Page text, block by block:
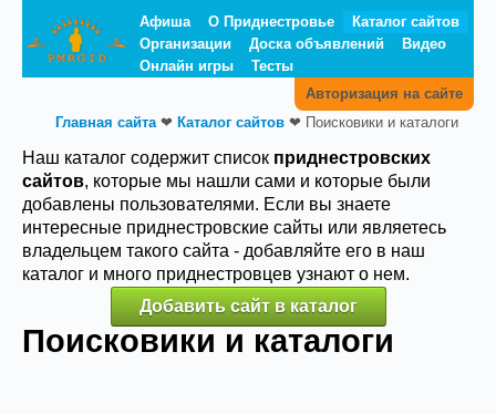
Афиша О Приднестровье
Каталог сайтов
Организации
Доска объявлений
Видео
Онлайн игры
Тесты
Авторизация на сайте
Главная сайта❤ Каталог сайтов ❤ Поисковики и каталоги
Наш каталог содержит список приднестровских
сайтов, которые мы нашли сами и которые были
добавлены пользователями. Если вы знаете
интересные приднестровские сайты или являетесь
владельцем такого сайта - добавляйте его в наш
каталог и много приднестровцев узнают о нем.
Добавить сайт в каталог
Поисковики и каталоги